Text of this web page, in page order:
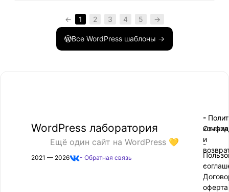
← 1 2 3 4 5 →
Все WordPress шаблоны →
WordPress лаборатория
Ещё один сайт на WordPress 💛
2021 — 2026 - Обратная связь
-
-
-
Оплата
и
-
оферта